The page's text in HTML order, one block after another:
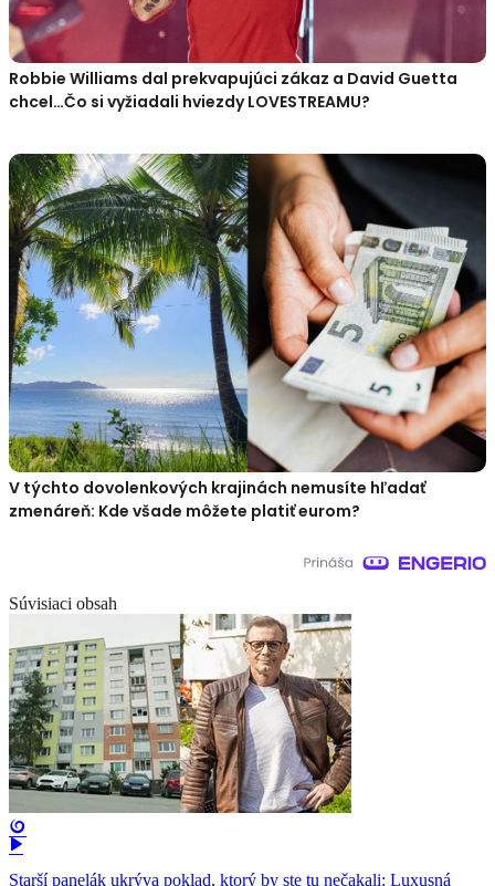
Robbie Williams dal prekvapujúci zákaz a David Guetta
chcel…Čo si vyžiadali hviezdy LOVESTREAMU?
V týchto dovolenkových krajinách nemusíte hľadať
zmenáreň: Kde všade môžete platiť eurom?
Súvisiaci obsah
Starší panelák ukrýva poklad, ktorý by ste tu nečakali: Luxusná